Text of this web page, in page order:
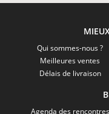
Qui sommes-nous ?
Meilleures ventes
Délais de livraison
Agenda des rencontres